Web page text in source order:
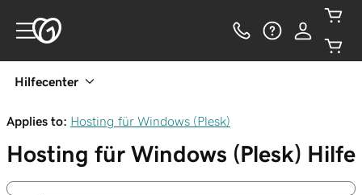
Hilfecenter
Applies to: Hosting für Windows (Plesk)
Hosting für Windows (Plesk) Hilfe